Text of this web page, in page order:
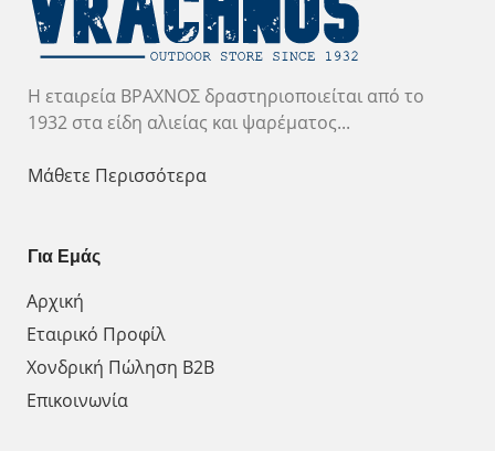
Η εταιρεία ΒΡΑΧΝΟΣ δραστηριοποιείται από το
1932 στα είδη αλιείας και ψαρέματος...
Μάθετε Περισσότερα
Για Εμάς
Αρχική
Εταιρικό Προφίλ
Χονδρική Πώληση Β2Β
Επικοινωνία